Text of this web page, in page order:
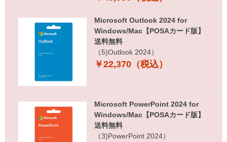
Microsoft Outlook 2024 for
Windows/Mac【POSAカード版】
送料無料
（5)Outlook 2024）
￥22,370（税込）
Microsoft PowerPoint 2024 for
Windows/Mac【POSAカード版】
送料無料
（3)PowerPoint 2024）